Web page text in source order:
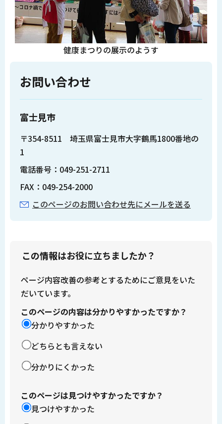
健康まつりの展示のようす
お問い合わせ
富士見市
〒354-8511 埼玉県富士見市大字鶴馬1800番地の
1
電話番号：049-251-2711
FAX：049-254-2000
このページのお問い合わせ先にメールを送る
この情報はお役に立ちましたか？
ページ内容改善の参考とするためにご意見をいた
だいています。
このページの内容は分かりやすかったですか？
分かりやすかった
どちらとも言えない
分かりにくかった
このページは見つけやすかったですか？
見つけやすかった